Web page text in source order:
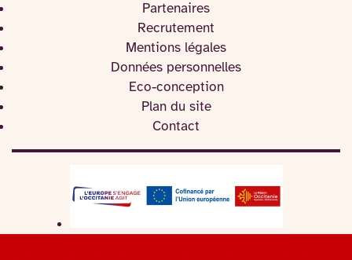
Partenaires
Recrutement
Mentions légales
Données personnelles
Eco-conception
Plan du site
Contact